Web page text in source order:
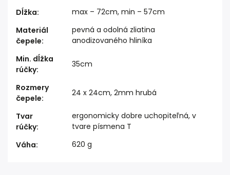
Dĺžka:
max – 72cm, min – 57cm
Materiál
čepele:
pevná a odolná zliatina
anodizovaného hliníka
Min. dĺžka
rúčky:
35cm
Rozmery
čepele:
24 x 24cm, 2mm hrubá
Tvar
rúčky:
ergonomicky dobre uchopiteľná, v
tvare písmena T
Váha: 620 g